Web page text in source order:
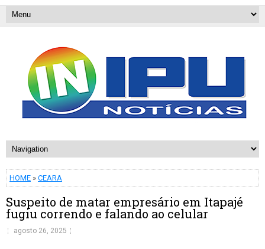
HOME » CEARA
Suspeito de matar empresário em Itapajé
fugiu correndo e falando ao celular
agosto 26, 2025